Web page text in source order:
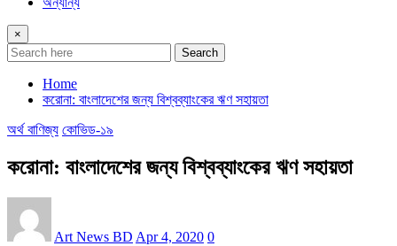
×
Search
Home
করোনা: বাংলাদেশের জন্য বিশ্বব্যাংকের ঋণ সহায়তা
অর্থ বাণিজ্য কোভিড-১৯
করোনা: বাংলাদেশের জন্য বিশ্বব্যাংকের ঋণ সহায়তা
Art News BD Apr 4, 2020 0